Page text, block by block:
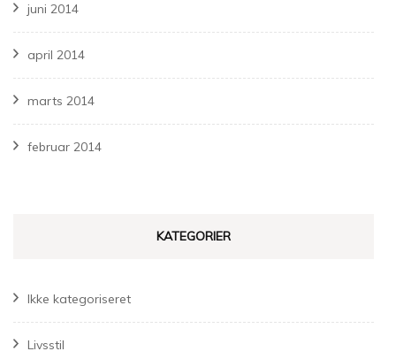
juni 2014
april 2014
marts 2014
februar 2014
KATEGORIER
Ikke kategoriseret
Livsstil